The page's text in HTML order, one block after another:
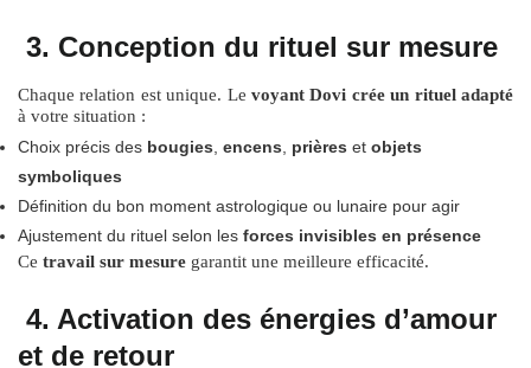
3. Conception du rituel sur mesure
Chaque relation est unique. Le voyant Dovi crée un rituel adapté
à votre situation :
Choix précis des bougies encens prières et objets
symboliques
Définition du bon moment astrologique ou lunaire pour agir
Ajustement du rituel selon les forces invisibles en présence
Ce travail sur mesure garantit une meilleure efficacité.
4. Activation des énergies d’amour
et de retour